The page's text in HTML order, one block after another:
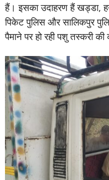
हैं। इसका उदाहरण हैं खड्डा,
पिकेट पुलिस और सालिकपुर
पैमाने पर हो रही पशु तस्करी